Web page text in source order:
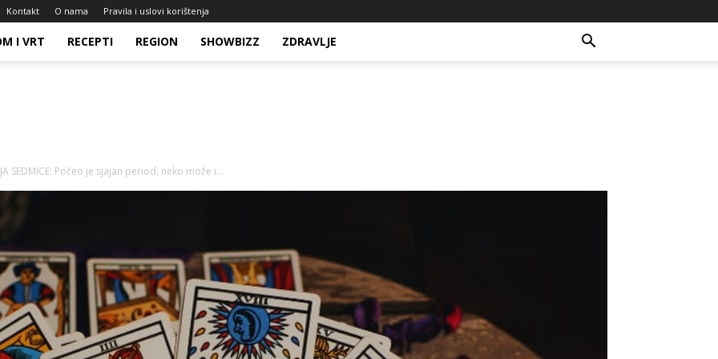
Kontakt O nama Pravila i uslovi korištenja
I VRT RECEPTI REGION SHOWBIZZ ZDRAVLJE
SEDMICE: Počeo je sjajan period, neko može i...